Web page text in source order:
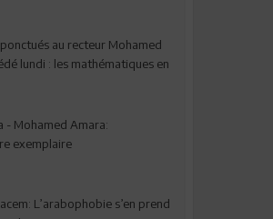
au recteur Mohamed
lundi : les mathématiques en
- Mohamed Amara:
exemplaire
L’arabophobie s’en prend